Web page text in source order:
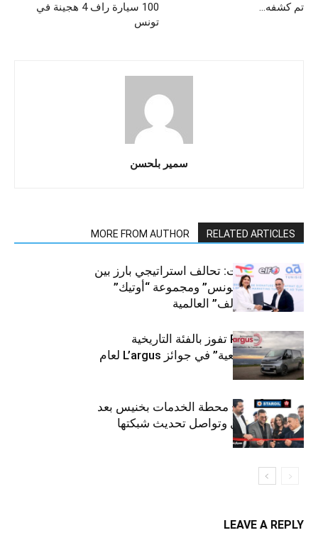
100 سيارة راف 4 هجينة في
تونس
تم كشفه…
سمير بلحسن
RELATED ARTICLES
MORE FROM AUTHOR
قطاع السيارات: تحالف استراتيجي بارز بين
“توتال إنرجيز تونس” ومجموعة “أوتيك”
لتوزيع زيوت “إلف” العالمية
كيا PV5 Cargo تفوز بالفئة التاريخية
“للمركبات النفعية” في جوائز L’argus لعام
2026
ستارأويل تفتتح محطة الخدمات بخنيس بعد
تجديدهابالكامل وتواصل تحديث شبكتها
LEAVE A REPLY